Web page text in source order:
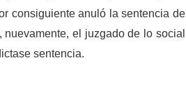
consiguiente anuló la sentencia de
el juzgado de lo social
sentencia.